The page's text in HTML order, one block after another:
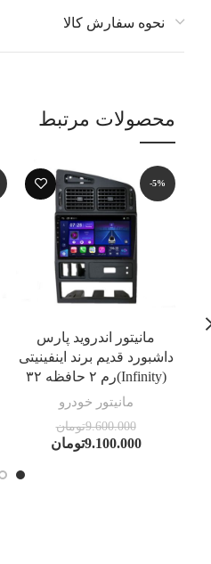
نحوه سفارش کالا
محصولات مرتبط
-5%
مانیتور اندروید پارس
داشبورد قدیم برند اینفینیتی
(Infinity)رم ۲ حافظه ۳۲
مانیتور خودرو
9.600.000تومان
9.100.000تومان